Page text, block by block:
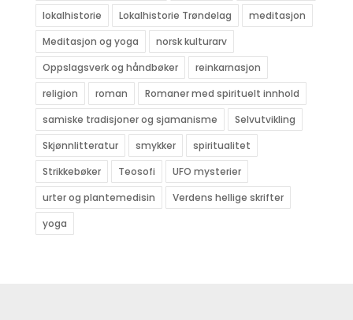
lokalhistorie
Lokalhistorie Trøndelag
meditasjon
Meditasjon og yoga
norsk kulturarv
Oppslagsverk og håndbøker
reinkarnasjon
religion
roman
Romaner med spirituelt innhold
samiske tradisjoner og sjamanisme
Selvutvikling
Skjønnlitteratur
smykker
spiritualitet
Strikkebøker
Teosofi
UFO mysterier
urter og plantemedisin
Verdens hellige skrifter
yoga